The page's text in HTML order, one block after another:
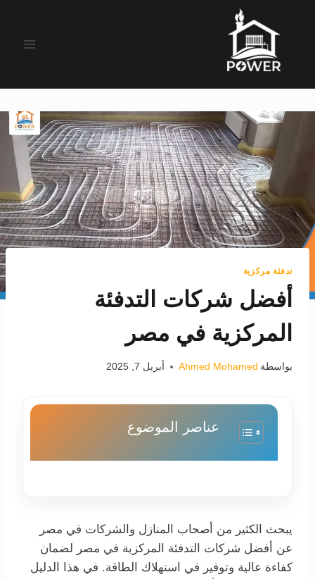
تدفئة مركزية
أفضل شركات التدفئة
المركزية في مصر
بواسطة Ahmed Mohamed أبريل 7, 2025
عناصر الموضوع
يبحث الكثير من أصحاب المنازل والشركات في مصر
عن أفضل شركات التدفئة المركزية في مصر لضمان
كفاءة عالية وتوفير في استهلاك الطاقة. في هذا الدليل